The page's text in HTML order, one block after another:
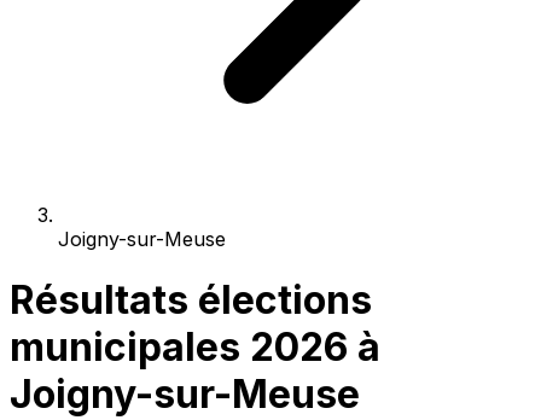
Joigny-sur-Meuse
Résultats élections
municipales 2026 à
Joigny-sur-Meuse